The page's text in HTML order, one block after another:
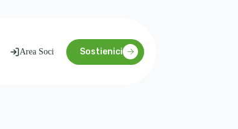
Area Soci Sostienici